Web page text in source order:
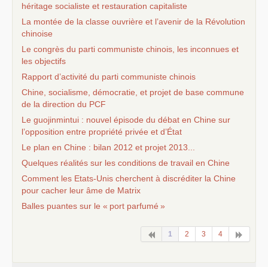
héritage socialiste et restauration capitaliste
La montée de la classe ouvrière et l’avenir de la Révolution
chinoise
Le congrès du parti communiste chinois, les inconnues et
les objectifs
Rapport d’activité du parti communiste chinois
Chine, socialisme, démocratie, et projet de base commune
de la direction du PCF
Le guojinmintui : nouvel épisode du débat en Chine sur
l’opposition entre propriété privée et d’État
Le plan en Chine : bilan 2012 et projet 2013...
Quelques réalités sur les conditions de travail en Chine
Comment les Etats-Unis cherchent à discréditer la Chine
pour cacher leur âme de Matrix
Balles puantes sur le « port parfumé »
1 2 3 4